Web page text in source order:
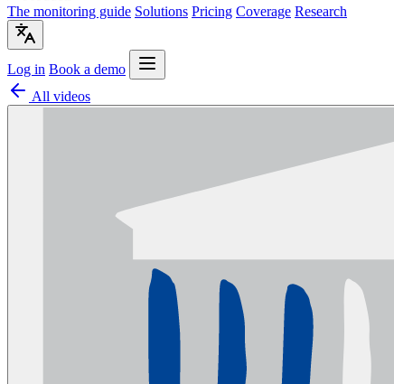
The monitoring guide Solutions Pricing Coverage Research
Log in Book a demo
All videos